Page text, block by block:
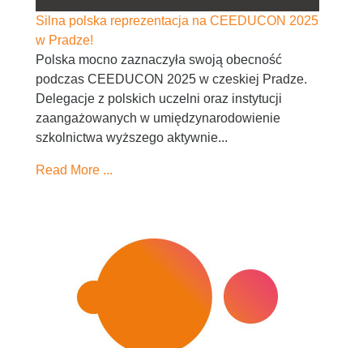
Silna polska reprezentacja na CEEDUCON 2025
w Pradze!
Polska mocno zaznaczyła swoją obecność
podczas CEEDUCON 2025 w czeskiej Pradze.
Delegacje z polskich uczelni oraz instytucji
zaangażowanych w umiędzynarodowienie
szkolnictwa wyższego aktywnie...
Read More ...